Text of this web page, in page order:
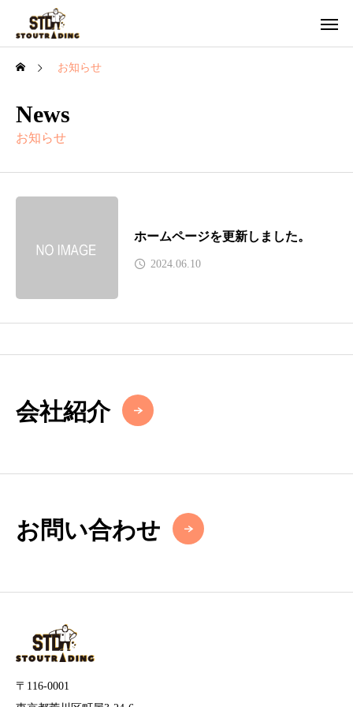
お知らせ
News
お知らせ
ホームページを更新しました。
2024.06.10
会社紹介
お問い合わせ
〒116-0001